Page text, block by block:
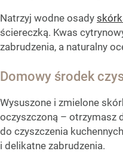
Natrzyj wodne osady
ściereczką. Kwas
zabrudzenia, a naturalny
Domowy środek
Wysuszone i zmielone
oczyszczoną – otrzymasz
do czyszczenia
i delikatne zabrudzenia.